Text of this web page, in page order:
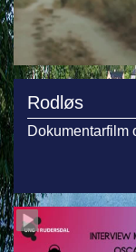
Rodløs
Dokumentarfilm